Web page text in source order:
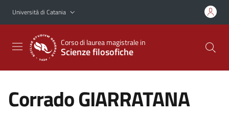
Vai al contenuto principale
Vai al menu di navigazione
Università di Catania
Corso di laurea magistrale in
Scienze filosofiche
Corrado GIARRATANA